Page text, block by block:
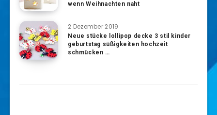
wenn Weihnachten naht
2 Dezember 2019
Neue stücke lollipop decke 3 stil kinder
geburtstag süßigkeiten hochzeit
schmücken …